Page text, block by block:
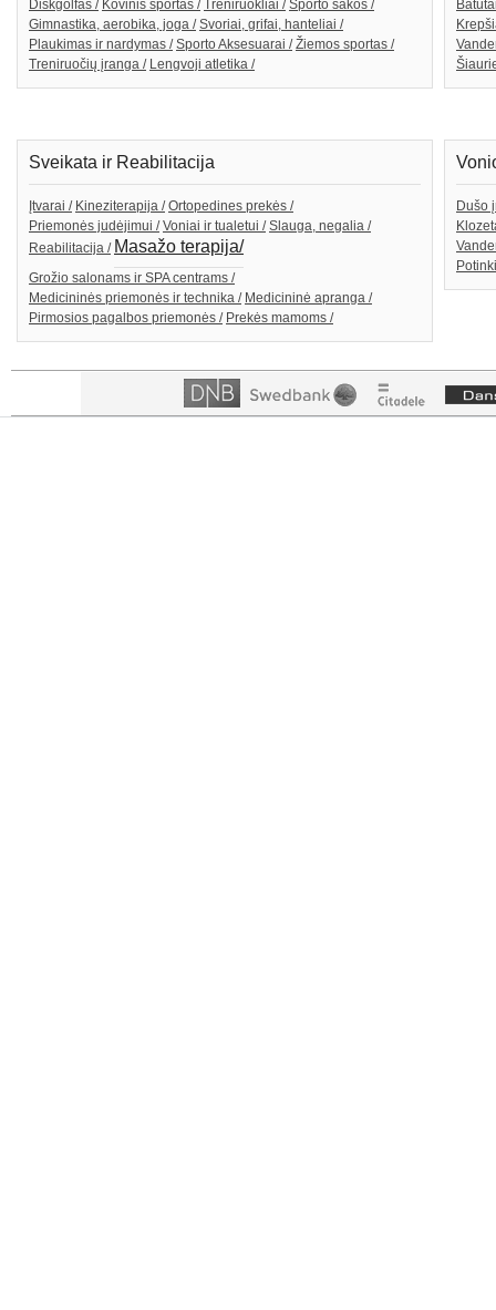
Diskgolfas / Kovinis sportas / Treniruokliai / Sporto šakos /
Gimnastika, aerobika, joga / Svoriai, grifai, hanteliai /
Plaukimas ir nardymas / Sporto Aksesuarai / Žiemos sportas /
Treniruočių įranga / Lengvoji atletika /
Sveikata ir Reabilitacija
Įtvarai / Kineziterapija / Ortopedines prekės /
Priemonės judėjimui / Voniai ir tualetui / Slauga, negalia /
Reabilitacija / Masažo terapija/
Grožio salonams ir SPA centrams /
Medicininės priemonės ir technika / Medicininė apranga /
Pirmosios pagalbos priemonės / Prekės mamoms /
Dušo